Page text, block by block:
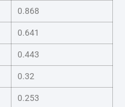
0.868
0.641
0.443
0.32
0.253